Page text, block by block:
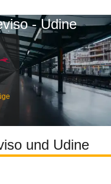
- Udine
und Udine